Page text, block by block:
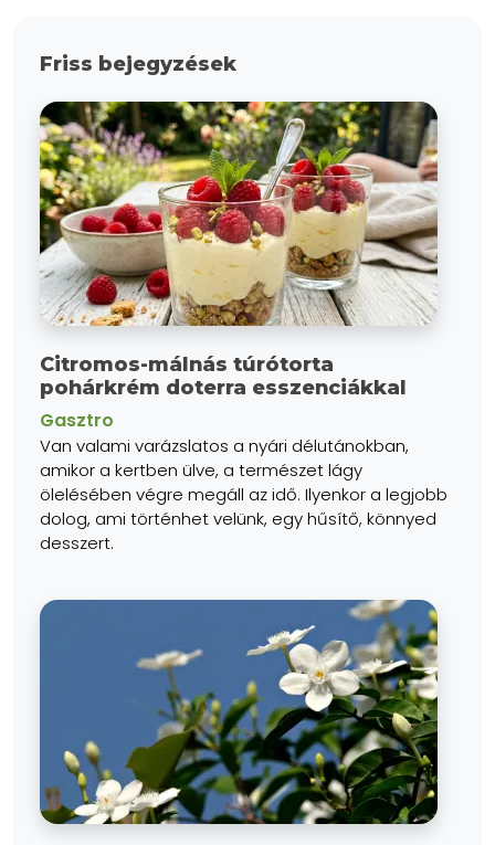
Friss bejegyzések
Citromos-málnás túrótorta
pohárkrém doterra esszenciákkal
Gasztro
Van valami varázslatos a nyári délutánokban,
amikor a kertben ülve, a természet lágy
ölelésében végre megáll az idő. Ilyenkor a legjobb
dolog, ami történhet velünk, egy hűsítő, könnyed
desszert.